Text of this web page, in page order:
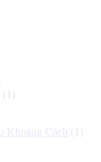
(1)
Cách
(1)